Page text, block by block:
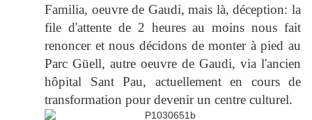
Familia, oeuvre de Gaudi, mais là, déception: la
file d'attente de 2 heures au moins nous fait
renoncer et nous décidons de monter à pied au
Parc Güell, autre oeuvre de Gaudi, via l'ancien
hôpital Sant Pau, actuellement en cours de
transformation pour devenir un centre culturel.